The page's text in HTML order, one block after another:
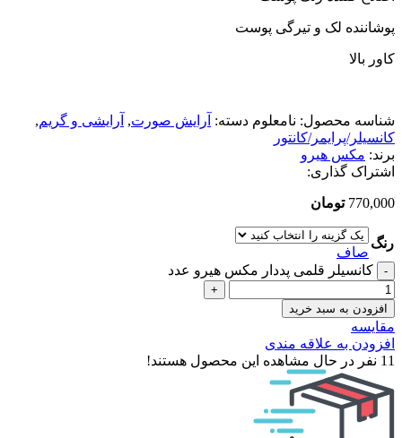
پوشاننده لک و تیرگی پوست
کاور بالا
شناسه محصول: نامعلوم دسته: آرایش صورت, آرایشی و گریم,
کانسیلر/پرایمر/کانتور
برند: مکس هیرو
اشتراک گذاری:
770,000 تومان
رنگ
صاف
کانسیلر قلمی پددار مکس هیرو عدد
افزودن به سبد خرید
مقایسه
افزودن به علاقه مندی
11 نفر در حال مشاهده این محصول هستند!